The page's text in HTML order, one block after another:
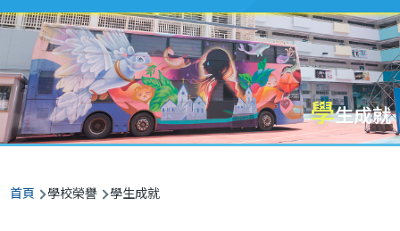
主
航
學生成就
導
航
首頁 學校榮譽 學生成就